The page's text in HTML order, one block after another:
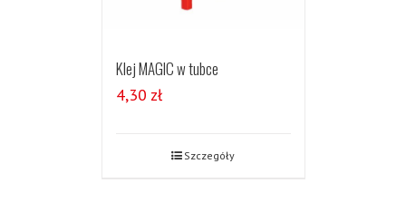
Klej MAGIC w tubce
4,30 zł
Szczegóły